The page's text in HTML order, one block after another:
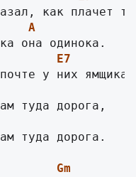
A
E7
туда дорога.
Gm